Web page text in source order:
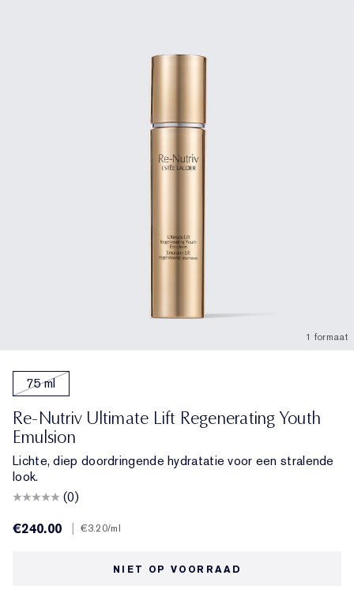
1 formaat
75 ml
Re-Nutriv Ultimate Lift Regenerating Youth
Emulsion
Lichte, diep doordringende hydratatie voor een stralende
look.
(0)
€240.00
€3.20/ml
NIET OP VOORRAAD